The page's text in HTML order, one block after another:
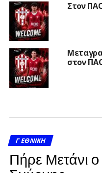
Στον
στον
Γ ΕΘΝΙΚΉ
Πήρε Μετάνι